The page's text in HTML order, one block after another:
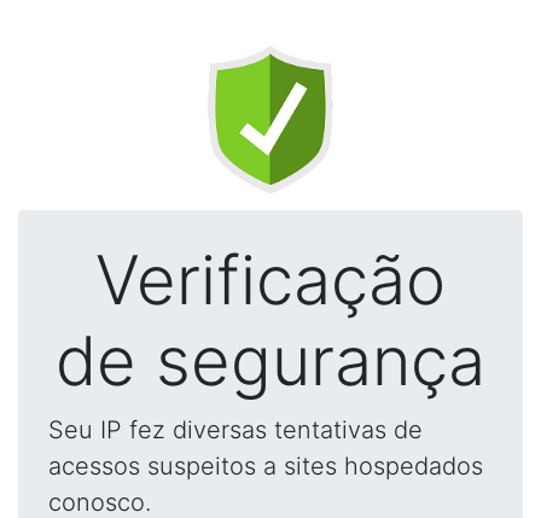
Verificação
de segurança
Seu IP fez diversas tentativas de
acessos suspeitos a sites hospedados
conosco.